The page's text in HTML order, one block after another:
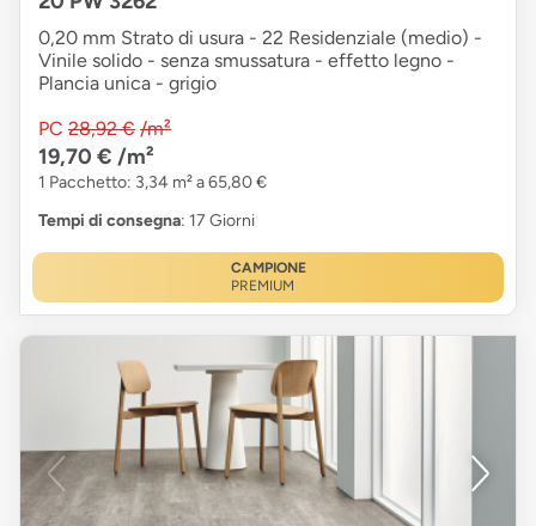
0,20 mm Strato di usura - 22 Residenziale (medio) -
Vinile solido - senza smussatura - effetto legno -
Plancia unica - grigio
PC 28,92 € /m²
19,70 € /m²
1 Pacchetto: 3,34 m² a 65,80 €
Tempi di consegna: 17 Giorni
CAMPIONE
PREMIUM